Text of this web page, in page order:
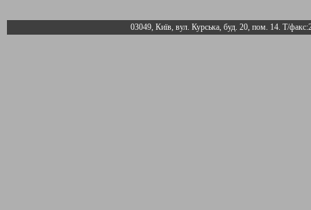
03049, Київ, вул. Курська, буд. 20, пом. 14. Т/